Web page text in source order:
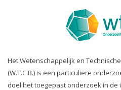
Het Wetenschappelijk en
(W.T.C.B.) is een particuliere
doel het toegepast onderzoek in